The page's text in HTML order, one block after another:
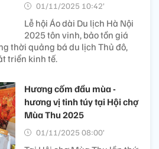
01/11/2025 10:42’
Lễ hội Áo dài Du lịch Hà Nội
2025 tôn vinh, bảo tồn giá
thời quảng bá du lịch Thủ đô,
triển kinh tế.
Hương cốm đầu mùa -
hương vị tinh túy tại Hội chợ
Mùa Thu 2025
01/11/2025 08:00’